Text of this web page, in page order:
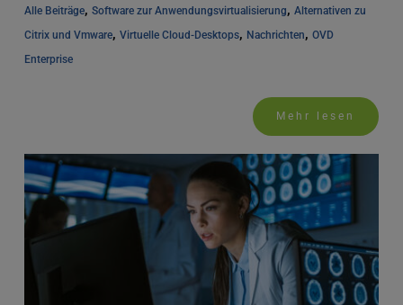
Alle Beiträge, Software zur Anwendungsvirtualisierung, Alternativen zu
Citrix und Vmware, Virtuelle Cloud-Desktops, Nachrichten, OVD
Enterprise
Mehr lesen